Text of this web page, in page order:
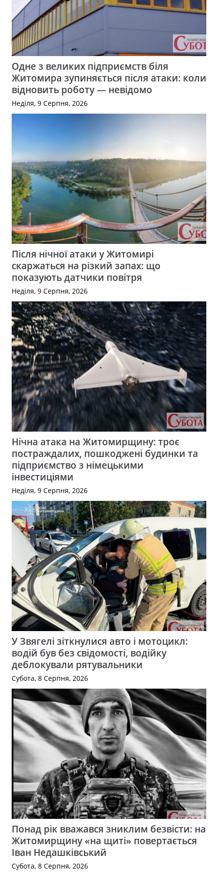
Одне з великих підприємств біля
Житомира зупиняється після атаки: коли
відновить роботу — невідомо
Неділя, 9 Серпня, 2026
Після нічної атаки у Житомирі
скаржаться на різкий запах: що
показують датчики повітря
Неділя, 9 Серпня, 2026
Нічна атака на Житомирщину: троє
постраждалих, пошкоджені будинки та
підприємство з німецькими
інвестиціями
Неділя, 9 Серпня, 2026
У Звягелі зіткнулися авто і мотоцикл:
водій був без свідомості, водійку
деблокували рятувальники
Субота, 8 Серпня, 2026
Понад рік вважався зниклим безвісти: на
Житомирщину «на щиті» повертається
Іван Недашківський
Субота, 8 Серпня, 2026